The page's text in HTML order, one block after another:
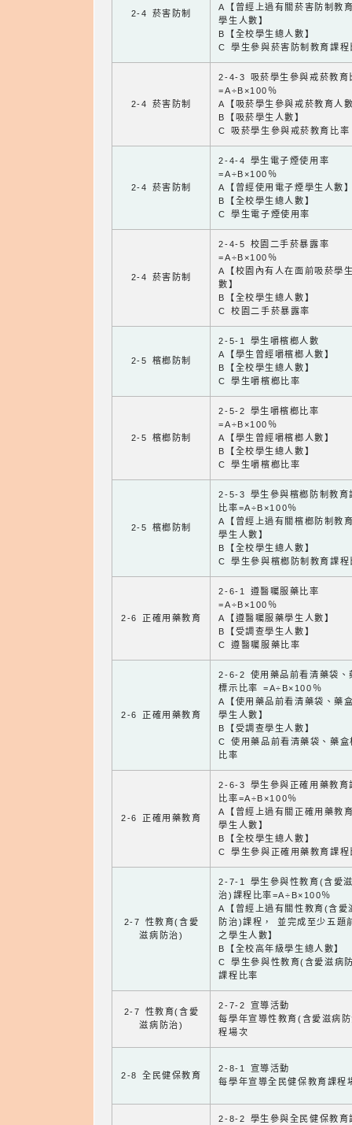
2-4 菸害防制
A【曾經上過有關菸害防制教
學生人數】
B【全校學生總人數】
C 學生參與菸害防制教育課程
2-4 菸害防制
2-4-3 吸菸學生參與戒菸教育
=A÷B×100％
A【吸菸學生參與戒菸教育人
B【吸菸學生人數】
C 吸菸學生參與戒菸教育比率
2-4 菸害防制
2-4-4 學生電子煙使用率
=A÷B×100％
A【曾經使用電子煙學生人數
B【全校學生總人數】
C 學生電子煙使用率
2-4 菸害防制
2-4-5 校園二手菸暴露率
=A÷B×100％
A【校園內有人在面前吸菸學
數】
B【全校學生總人數】
C 校園二手菸暴露率
2-5 檳榔防制
2-5-1 學生嚼檳榔人數
A【學生曾經嚼檳榔人數】
B【全校學生總人數】
C 學生嚼檳榔比率
2-5 檳榔防制
2-5-2 學生嚼檳榔比率
=A÷B×100％
A【學生曾經嚼檳榔人數】
B【全校學生總人數】
C 學生嚼檳榔比率
2-5 檳榔防制
2-5-3 學生參與檳榔防制教育
比率=A÷B×100％
A【曾經上過有關檳榔防制教
學生人數】
B【全校學生總人數】
C 學生參與檳榔防制教育課程
2-6 正確用藥教育
2-6-1 遵醫囑服藥比率
=A÷B×100％
A【遵醫囑服藥學生人數】
B【受調查學生人數】
C 遵醫囑服藥比率
2-6 正確用藥教育
2-6-2 使用藥品前看清藥袋、
標示比率 =A÷B×100％
A【使用藥品前看清藥袋、藥
學生人數】
B【受調查學生人數】
C 使用藥品前看清藥袋、藥盒
比率
2-6 正確用藥教育
2-6-3 學生參與正確用藥教育
比率=A÷B×100％
A【曾經上過有關正確用藥教
學生人數】
B【全校學生總人數】
C 學生參與正確用藥教育課程
2-7 性教育(含愛
滋病防治)
2-7-1 學生參與性教育(含愛
治)課程比率=A÷B×100％
A【曾經上過有關性教育(含愛
防治)課程， 並完成至少五題
之學生人數】
B【全校高年級學生總人數】
C 學生參與性教育(含愛滋病
課程比率
2-7 性教育(含愛
滋病防治)
2-7-2 宣導活動
每學年宣導性教育(含愛滋病
程場次
2-8 全民健保教育
2-8-1 宣導活動
每學年宣導全民健保教育課程
2-8-2 學生參與全民健保教育